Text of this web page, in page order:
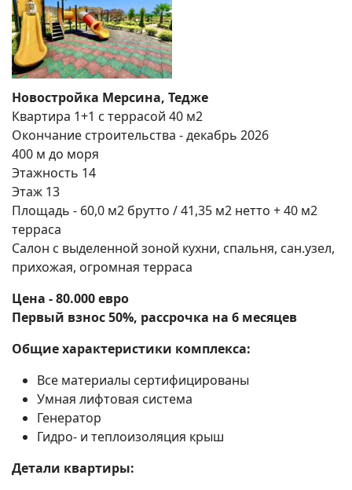
Новостройка Мерсина, Тедже
Квартира 1+1 с террасой 40 м2
Окончание строительства - декабрь 2026
400 м до моря
Этажность 14
Этаж 13
Площадь - 60,0 м2 брутто / 41,35 м2 нетто + 40 м2
терраса
Салон с выделенной зоной кухни, спальня, сан.узел,
прихожая, огромная терраса
Цена - 80.000 евро
Первый взнос 50%, рассрочка на 6 месяцев
Общие характеристики комплекса:
Все материалы сертифицированы
Умная лифтовая система
Генератор
Гидро- и теплоизоляция крыш
Детали квартиры: